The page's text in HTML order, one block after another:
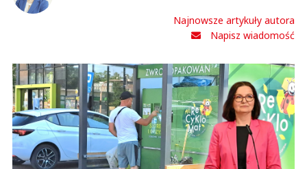
Najnowsze artykuły autora
Napisz wiadomość